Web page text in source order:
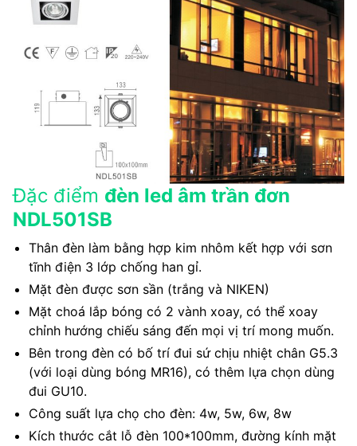
Đặc điểm đèn led âm trần đơn
NDL501SB
Thân đèn làm bằng hợp kim nhôm kết hợp với sơn
tĩnh điện 3 lớp chống han gỉ.
Mặt đèn được sơn sần (trắng và NIKEN)
Mặt choá lắp bóng có 2 vành xoay, có thể xoay
chỉnh hướng chiếu sáng đến mọi vị trí mong muốn.
Bên trong đèn có bố trí đui sứ chịu nhiệt chân G5.3
(với loại dùng bóng MR16), có thêm lựa chọn dùng
đui GU10.
Công suất lựa chọ cho đèn: 4w, 5w, 6w, 8w
Kích thước cắt lỗ đèn 100*100mm, đường kính mặt